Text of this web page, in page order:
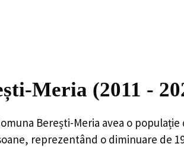
Meria (2011 -
Berești-Meria avea o populație
reprezentând o diminuare de